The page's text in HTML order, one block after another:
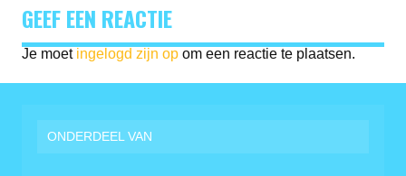
GEEF EEN REACTIE
Je moet ingelogd zijn op om een reactie te plaatsen.
ONDERDEEL VAN